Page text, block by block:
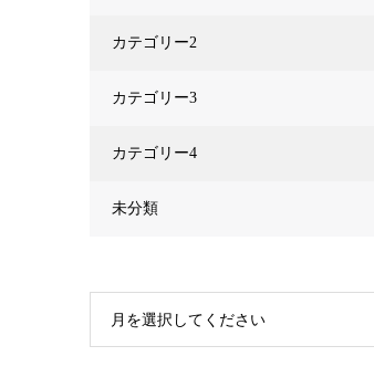
カテゴリー2
カテゴリー3
カテゴリー4
未分類
月を選択してください